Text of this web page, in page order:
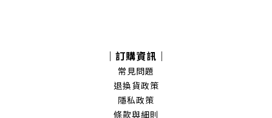
｜訂購資訊｜
常見問題
退換貨政策
隱私政策
條款與細則